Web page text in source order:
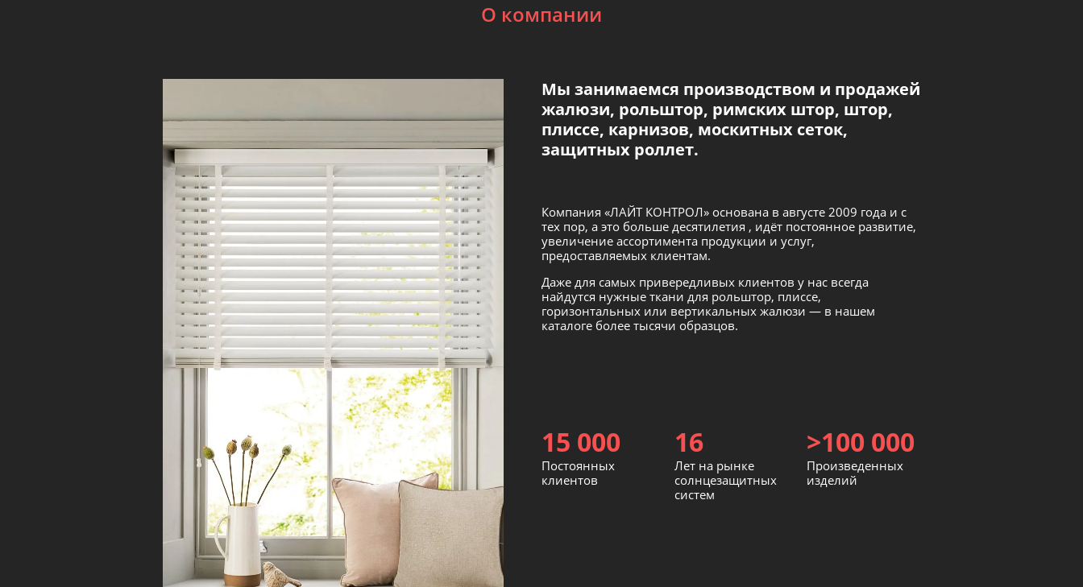
О компании
Мы занимаемся производством и продажей
жалюзи, рольштор, римских штор, штор,
плиссе, карнизов, москитных сеток,
защитных роллет.
Компания «ЛАЙТ КОНТРОЛ» основана в августе 2009 года и с
тех пор, а это больше десятилетия , идёт постоянное развитие,
увеличение ассортимента продукции и услуг,
предоставляемых клиентам.
Даже для самых привередливых клиентов у нас всегда
найдутся нужные ткани для рольштор, плиссе,
горизонтальных или вертикальных жалюзи — в нашем
каталоге более тысячи образцов.
15 000
Постоянных
клиентов
16
Лет на рынке
солнцезащитных
систем
>100 000
Произведенных
изделий